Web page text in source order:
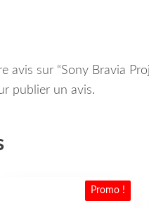
avis sur “Sony Bravia
publier un avis.
Promo !